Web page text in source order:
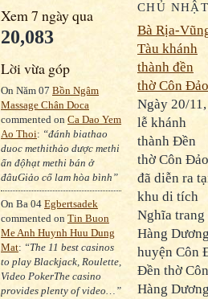
Xem 7 ngày qua
20,083
Lời vừa góp
On Năm 07 Bồn Ngâm
Massage Chân Doca
commented on Ca Dao Yem
Ao Thoi: “đánh biathao
duoc methithảo dược methi
ấn độhạt methi bán ở
đâuGiảo cổ lam hòa bình”
On Ba 04 Egbertsadek
commented on Tin Buon
Me Anh Huynh Huu Dung
Mat: “The 11 best casinos
to play Blackjack, Roulette,
Video PokerThe casino
provides plenty of video…”
CHỦ
Bà Rịa-
Tàu khánh
thành đền
thờ Côn Đảo
Ngày 20/11,
lễ khánh
thành Đền
thờ Côn Đảo
đã diễn ra
khu di tích
Nghĩa trang
Hàng
huyện Côn
Đền thờ
Hàng